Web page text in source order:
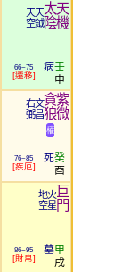
天
機
太
陰
天
鉞
天
空
66~75
遷移
病壬
申
紫
微
貪
狼
權
文
昌
右
弼
76~85
疾厄
死癸
酉
巨
門
火
星
地
空
86~95
財帛
墓甲
戌